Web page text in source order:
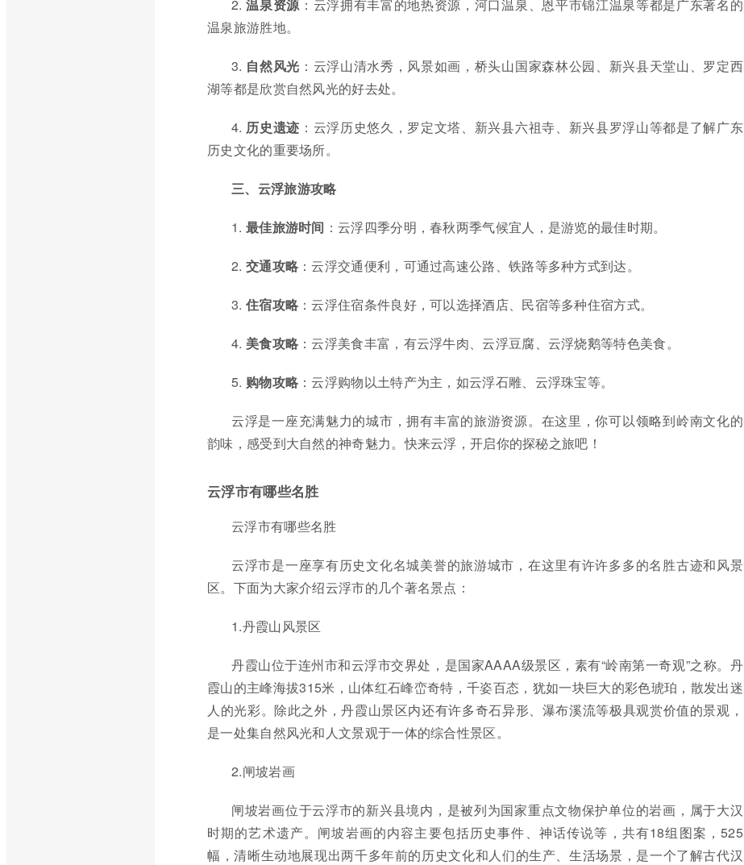
2.温泉资源 ：云浮拥有丰富的地热资源，河口温泉、恩平市锦江温泉等都是广东著名的
温泉旅游胜地。
3. 自然风光 ：云浮山清水秀，风景如画，桥头山国家森林公园、新兴县天堂山、罗定西
湖等都是欣赏自然风光的好去处。
4. 历史遗迹 ：云浮历史悠久，罗定文塔、新兴县六祖寺、新兴县罗浮山等都是了解广东
历史文化的重要场所。
三、云浮旅游攻略
1. 最佳旅游时间 ：云浮四季分明，春秋两季气候宜人，是游览的最佳时期。
2. 交通攻略 ：云浮交通便利，可通过高速公路、铁路等多种方式到达。
3. 住宿攻略 ：云浮住宿条件良好，可以选择酒店、民宿等多种住宿方式。
4. 美食攻略 ：云浮美食丰富，有云浮牛肉、云浮豆腐、云浮烧鹅等特色美食。
5. 购物攻略 ：云浮购物以土特产为主，如云浮石雕、云浮珠宝等。
云浮是一座充满魅力的城市，拥有丰富的旅游资源。在这里，你可以领略到岭南文化的
韵味，感受到大自然的神奇魅力。快来云浮，开启你的探秘之旅吧！
云浮市有哪些名胜
云浮市有哪些名胜
云浮市是一座享有历史文化名城美誉的旅游城市，在这里有许许多多的名胜古迹和风景
区。下面为大家介绍云浮市的几个著名景点：
1.丹霞山风景区
丹霞山位于连州市和云浮市交界处，是国家AAAA级景区，素有“岭南第一奇观”之称。丹
霞山的主峰海拔315米，山体红石峰峦奇特，千姿百态，犹如一块巨大的彩色琥珀，散发出迷
人的光彩。除此之外，丹霞山景区内还有许多奇石异形、瀑布溪流等极具观赏价值的景观，
是一处集自然风光和人文景观于一体的综合性景区。
2.闸坡岩画
闸坡岩画位于云浮市的新兴县境内，是被列为国家重点文物保护单位的岩画，属于大汉
时期的艺术遗产。闸坡岩画的内容主要包括历史事件、神话传说等，共有18组图案，525
幅，清晰生动地展现出两千多年前的历史文化和人们的生产、生活场景，是一个了解古代汉